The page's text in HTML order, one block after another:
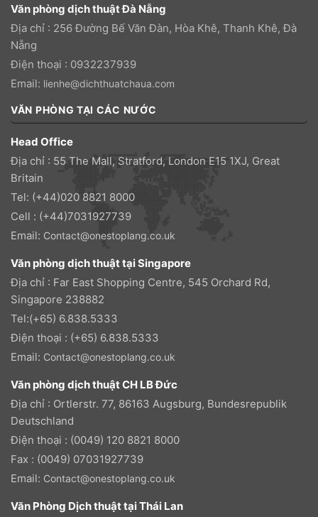
Văn phòng dịch thuật Đà Nẵng
Địa chỉ : 256 Đường Bế Văn Đàn, Hòa Khê, Thanh Khê, Đà
Nẵng
Điện thoại : 0932237939
Email: lienhe@dichthuatchaua.com
VĂN PHÒNG TẠI CÁC NƯỚC
Head Office
Địa chỉ : 55 The Mall, Stratford, London E15 1XJ, Great
Britain
Tel: (+44)020 8821 8000
Cell : (+44)7031927739
Email: Contact@onestoplang.co.uk
Văn phòng dịch thuật tại Singapore
Địa chỉ : Far East Shopping Centre, 545 Orchard Rd,
Singapore 238882
Tel:(+65) 6.838.5333
Điện thoại : (+65) 6.838.5333
Email: Contact@onestoplang.co.uk
Văn phòng dịch thuật CH LB Đức
Địa chỉ : Ortlerstr. 77, 86163 Augsburg, Bundesrepublik
Deutschland
Điện thoại : (0049) 120 8821 8000
Fax : (0049) 07031927739
Email: Contact@onestoplang.co.uk
Văn Phòng Dịch thuật tại Thái Lan